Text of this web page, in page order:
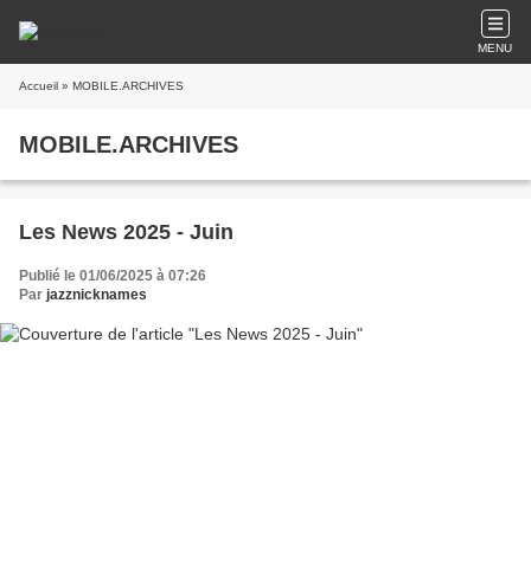
MENU
Accueil » MOBILE.ARCHIVES
MOBILE.ARCHIVES
Les News 2025 - Juin
Publié le 01/06/2025 à 07:26
Par jazznicknames